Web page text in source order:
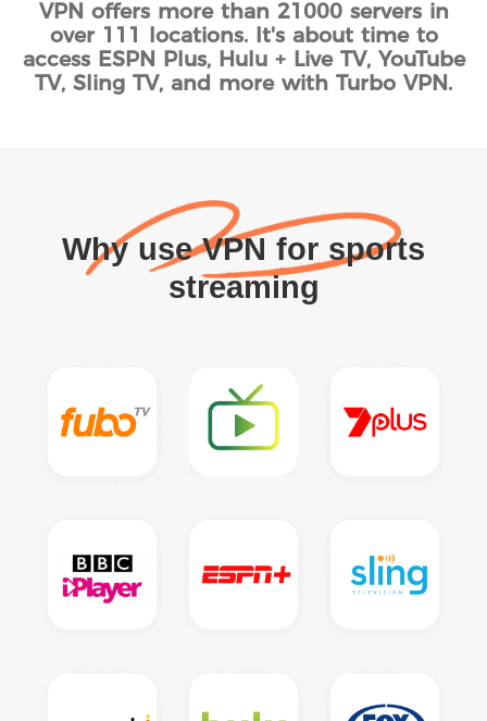
VPN offers more than 21000 servers in
over 111 locations. It's about time to
access ESPN Plus, Hulu + Live TV, YouTube
TV, Sling TV, and more with Turbo VPN.
Why use VPN for sports
streaming